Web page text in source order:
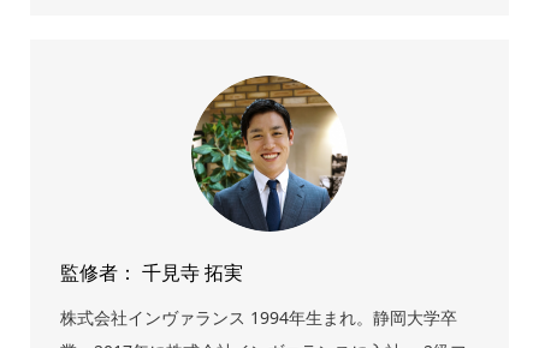
監修者： 千見寺 拓実
株式会社インヴァランス 1994年生まれ。静岡大学卒